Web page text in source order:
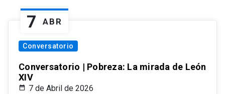
7 ABR
Conversatorio
Conversatorio | Pobreza: La mirada de León
XIV
7 de Abril de 2026